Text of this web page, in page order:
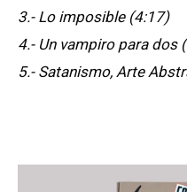
3.- Lo imposible (4:17)
4.- Un vampiro para dos
5.- Satanismo, Arte